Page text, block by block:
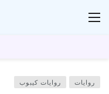
روايات روايات كيبوب